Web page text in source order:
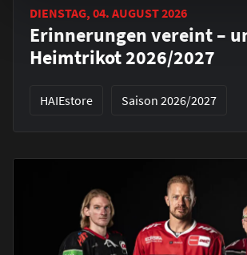
DIENSTAG, 04. AUGUST 2026
Erinnerungen vereint –
Heimtrikot 2026/2027
HAIEstore Saison 2026/2027